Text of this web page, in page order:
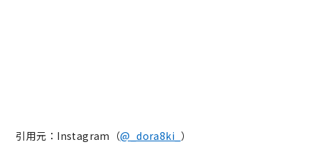
引用元：Instagram（@_dora8ki_ ）